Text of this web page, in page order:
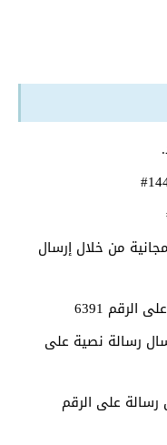
من خلال إرسال
6391
رسالة نصية على
رسالة على الرقم